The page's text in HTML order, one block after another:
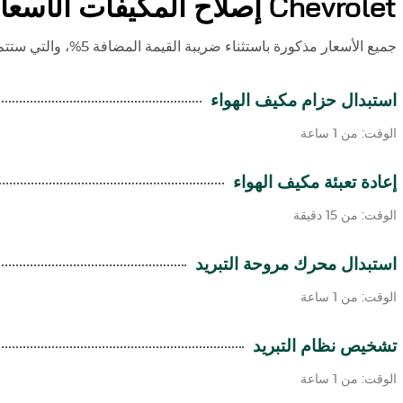
Chevrolet إصلاح المكيفات
جميع الأسعار مذكورة باستثناء ضريبة القيمة المضافة 5%، والتي ستتم إضافتها وقت إصدار الفاتورة.
استبدال حزام مكيف الهواء
الوقت: من 1 ساعة
إعادة تعبئة مكيف الهواء
الوقت: من 15 دقيقة
استبدال محرك مروحة التبريد
الوقت: من 1 ساعة
تشخيص نظام التبريد
الوقت: من 1 ساعة